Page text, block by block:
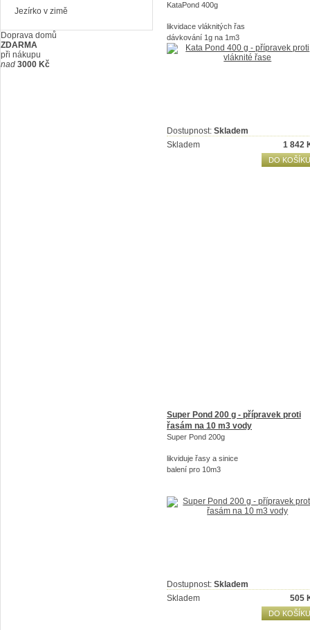
KataPond 400g
likvidace vláknitých řas
dávkování 1g na 1m3
Dostupnost: Skladem
Skladem
1 842
DO KOŠÍKU
Super Pond 200 g - přípravek proti
řasám na 10 m3 vody
Super Pond 200g
likviduje řasy a sinice
balení pro 10m3
Dostupnost: Skladem
Skladem
505
DO KOŠÍKU
Jezírko v zimě
Doprava domů
ZDARMA
při nákupu
nad 3000 Kč